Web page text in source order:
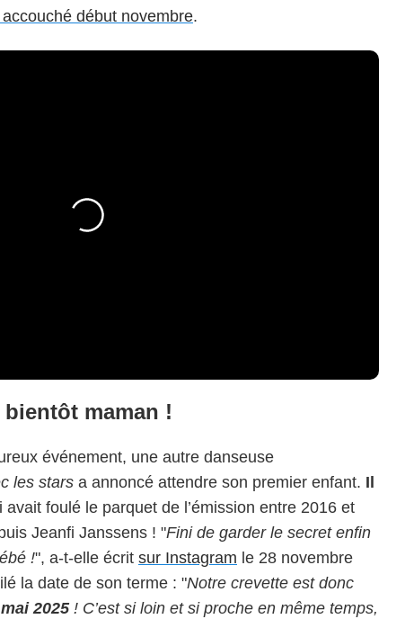
début novembre.
maman !
événement, une autre danseuse
les stars a annoncé attendre son premier enfant. Il
avait foulé le parquet de l’émission entre 2016 et
Jeanfi Janssens ! "Fini de garder le secret enfin
!", a-t-elle écrit sur Instagram le 28 novembre
la date de son terme : "Notre crevette est donc
2025! C’est si loin et si proche en même temps,